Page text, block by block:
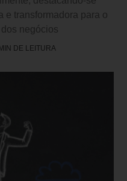
e transformadora para o
negócios
DE LEITURA